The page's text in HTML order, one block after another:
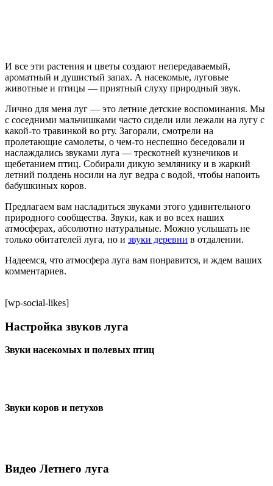
И все эти растения и цветы создают непередаваемый,
ароматный и душистый запах. А насекомые, луговые
животные и птицы — приятный слуху природный звук.
Лично для меня луг — это летние детские воспоминания. Мы
с соседними мальчишками часто сидели или лежали на лугу с
какой-то травинкой во рту. Загорали, смотрели на
пролетающие самолеты, о чем-то неспешно беседовали и
наслаждались звуками луга — трескотней кузнечиков и
щебетанием птиц. Собирали дикую землянику и в жаркий
летний полдень носили на луг ведра с водой, чтобы напоить
бабушкиных коров.
Предлагаем вам насладиться звуками этого удивительного
природного сообщества. Звуки, как и во всех наших
атмосферах, абсолютно натуральные. Можно услышать не
только обитателей луга, но и звуки деревни в отдалении.
Надеемся, что атмосфера луга вам понравится, и ждем ваших
комментариев.
[wp-social-likes]
Настройка звуков луга
Звуки насекомых и полевых птиц
Звуки коров и петухов
Видео Летнего луга